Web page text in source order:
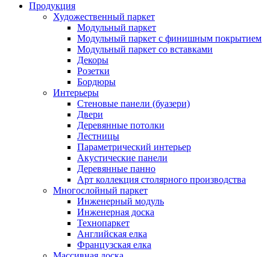
Продукция
Художественный паркет
Модульный паркет
Модульный паркет с финишным покрытием
Модульный паркет со вставками
Декоры
Розетки
Бордюры
Интерьеры
Стеновые панели (буазери)
Двери
Деревянные потолки
Лестницы
Параметрический интерьер
Акустические панели
Деревянные панно
Арт коллекция столярного производства
Многослойный паркет
Инженерный модуль
Инженерная доска
Технопаркет
Английская елка
Французская елка